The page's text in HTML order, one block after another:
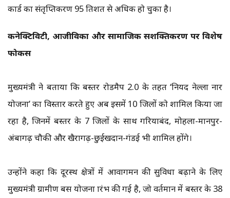
कार्ड का संतृप्तिकरण 95 प्रतिशत से अधिक हो चुका है।
कनेक्टिविटी, आजीविका और सामाजिक सशक्तिकरण पर विशेष
फोकस
मुख्यमंत्री ने बताया कि बस्तर रोडमैप 2.0 के तहत ‘नियद नेल्ला नार
योजना’ का विस्तार करते हुए अब इसमें 10 जिलों को शामिल किया जा
रहा है, जिनमें बस्तर के 7 जिलों के साथ गरियाबंद, मोहला-मानपुर-
अंबागढ़ चौकी और खैरागढ़-छुईखदान-गंडई भी शामिल होंगे।
उन्होंने कहा कि दूरस्थ क्षेत्रों में आवागमन की सुविधा बढ़ाने के लिए
मुख्यमंत्री ग्रामीण बस योजना प्रारंभ की गई है, जो वर्तमान में बस्तर के 38